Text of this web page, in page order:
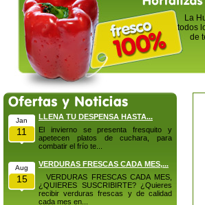
La
todos
de
Jan
11
LLENA TU DESPENSA HASTA...
El invierno se presenta fresquito y
apetecen platos de cuchara, para
combatir el frío te...
Aug
15
VERDURAS FRESCAS CADA MES,...
VERDURAS FRESCAS CADA MES,
¿QUIERES SUSCRIBIRTE? ¿Quieres
recibir verduras frescas y de calidad
cada mes en...